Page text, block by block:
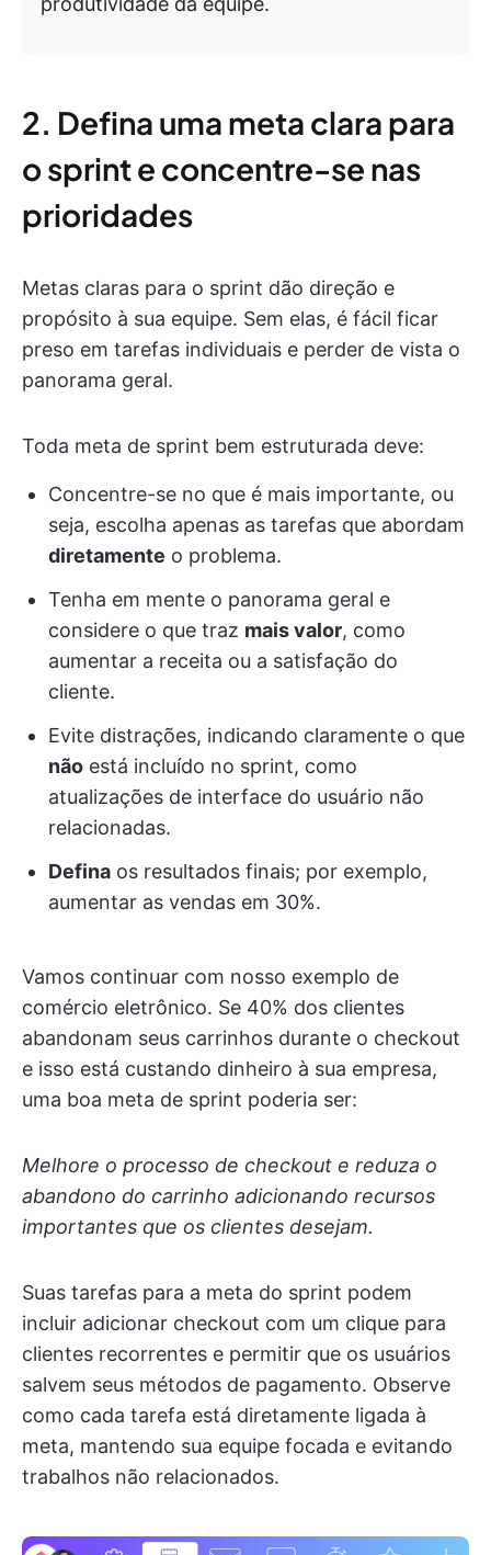
2. Defina uma meta clara para
o sprint e concentre-se nas
prioridades
Metas claras para o sprint dão direção e
propósito à sua equipe. Sem elas, é fácil ficar
preso em tarefas individuais e perder de vista o
panorama geral.
Toda meta de sprint bem estruturada deve:
Concentre-se no que é mais importante, ou
seja, escolha apenas as tarefas que abordam
diretamente o problema.
Tenha em mente o panorama geral e
considere o que traz mais valor, como
aumentar a receita ou a satisfação do
cliente.
Evite distrações, indicando claramente o que
não está incluído no sprint, como
atualizações de interface do usuário não
relacionadas.
Defina os resultados finais; por exemplo,
aumentar as vendas em 30%.
Vamos continuar com nosso exemplo de
comércio eletrônico. Se 40% dos clientes
abandonam seus carrinhos durante o checkout
e isso está custando dinheiro à sua empresa,
uma boa meta de sprint poderia ser:
Melhore o processo de checkout e reduza o
abandono do carrinho adicionando recursos
importantes que os clientes desejam.
Suas tarefas para a meta do sprint podem
incluir adicionar checkout com um clique para
clientes recorrentes e permitir que os usuários
salvem seus métodos de pagamento. Observe
como cada tarefa está diretamente ligada à
meta, mantendo sua equipe focada e evitando
trabalhos não relacionados.